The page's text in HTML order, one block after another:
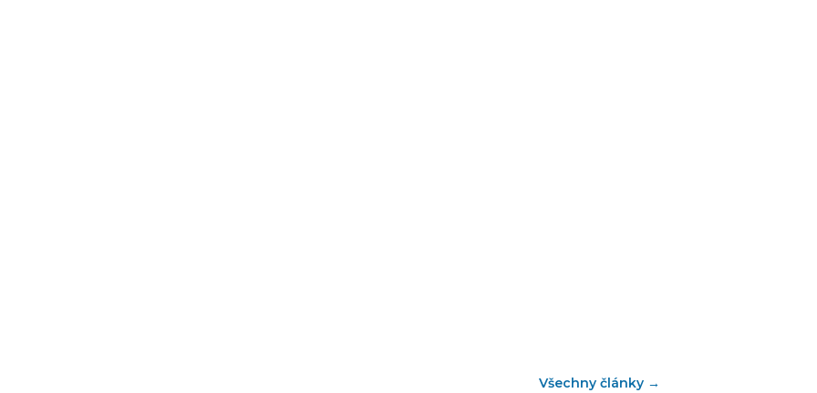
Všechny články →